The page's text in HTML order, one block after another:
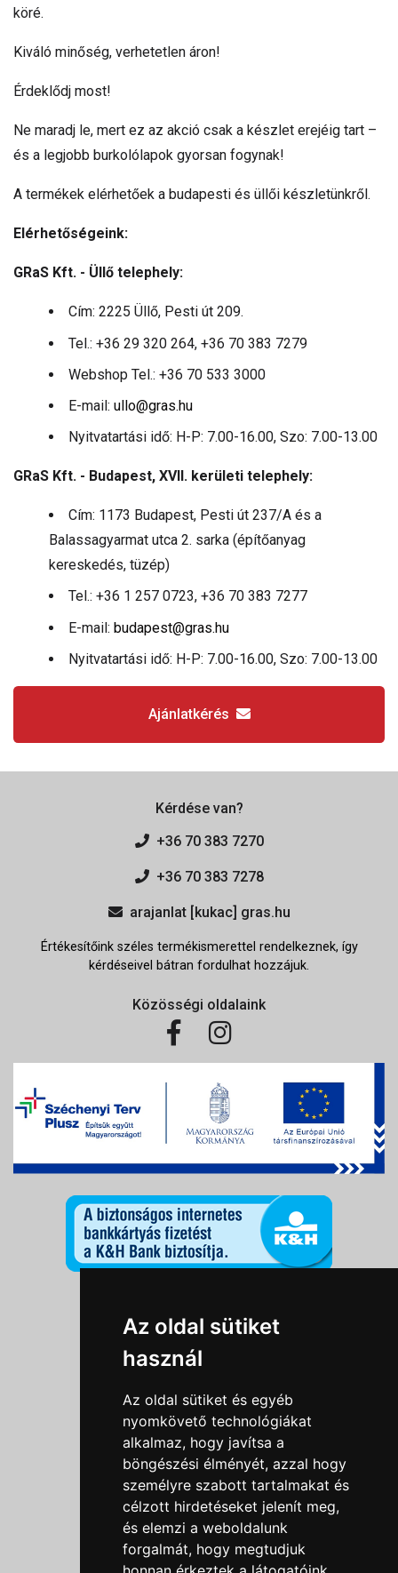
Az oldal sütiket
használ
Az oldal sütiket és egyéb
nyomkövető technológiákat
alkalmaz, hogy javítsa a
böngészési élményét, azzal hogy
személyre szabott tartalmakat és
célzott hirdetéseket jelenít meg,
és elemzi a weboldalunk
forgalmát, hogy megtudjuk
köré.
Kiváló minőség, verhetetlen áron!
Érdeklődj most!
Ne maradj le, mert ez az akció csak a készlet erejéig tart –
és a legjobb burkolólapok gyorsan fogynak!
A termékek elérhetőek a budapesti és üllői készletünkről.
Elérhetőségeink:
GRaS Kft. - Üllő telephely:
Cím: 2225 Üllő, Pesti út 209.
Tel.: +36 29 320 264, +36 70 383 7279
Webshop Tel.: +36 70 533 3000
E-mail: ullo@gras.hu
Nyitvatartási idő: H-P: 7.00-16.00, Szo: 7.00-13.00
GRaS Kft. - Budapest, XVII. kerületi telephely:
Cím: 1173 Budapest, Pesti út 237/A és a
Balassagyarmat utca 2. sarka (építőanyag
kereskedés, tüzép)
Tel.: +36 1 257 0723, +36 70 383 7277
E-mail: budapest@gras.hu
Nyitvatartási idő: H-P: 7.00-16.00, Szo: 7.00-13.00
Ajánlatkérés
Kérdése van?
+36 70 383 7270
+36 70 383 7278
arajanlat [kukac] gras.hu
Értékesítőink széles termékismerettel rendelkeznek, így
kérdéseivel bátran fordulhat hozzájuk.
Közösségi oldalaink
Információk
Általános szerződési feltételek
Impresszum
Nyereményjáték szabály
Outlet nap nyereményjáték szabályzat
Süti beállítások
Menü
Ajánlatkérés